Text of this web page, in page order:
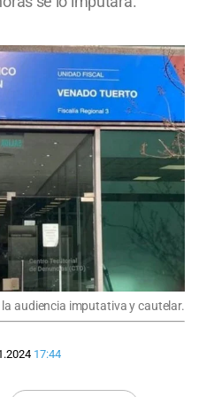
audiencia imputativa y cautelar.
17:44